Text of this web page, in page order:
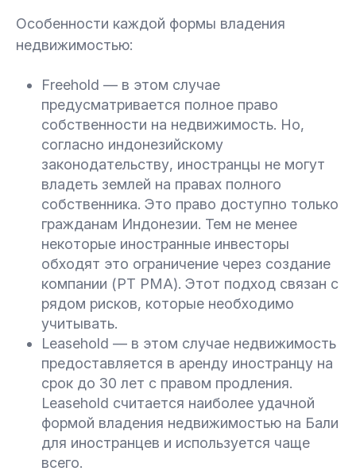
Особенности каждой формы владения
недвижимостью:
Freehold — в этом случае
предусматривается полное право
собственности на недвижимость. Но,
согласно индонезийскому
законодательству, иностранцы не могут
владеть землей на правах полного
собственника. Это право доступно только
гражданам Индонезии. Тем не менее
некоторые иностранные инвесторы
обходят это ограничение через создание
компании (PT PMA). Этот подход связан с
рядом рисков, которые необходимо
учитывать.
Leasehold — в этом случае недвижимость
предоставляется в аренду иностранцу на
срок до 30 лет с правом продления.
Leasehold считается наиболее удачной
формой владения недвижимостью на Бали
для иностранцев и используется чаще
всего.